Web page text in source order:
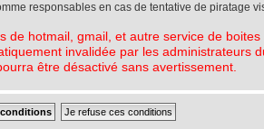
responsables en cas de tentative de piratage
de hotmail, gmail, et autre service de
invalidée par les administrateurs
être désactivé sans avertissement.